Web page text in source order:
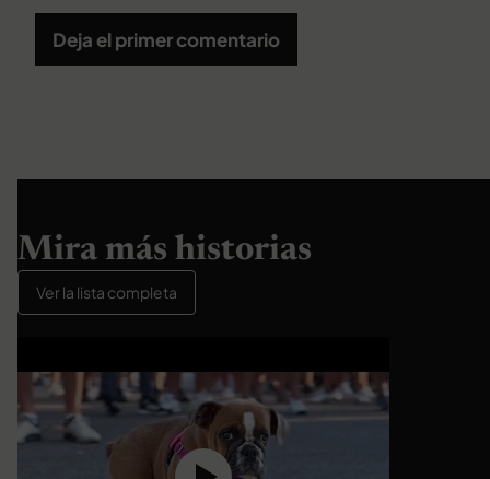
Deja el primer comentario
Mira más historias
Ver la lista completa